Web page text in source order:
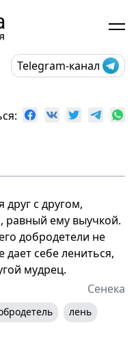
Telegram-канал
с другом,
равный ему выучкой.
добродетели не
себе лениться,
мудрец.
Сенека
лень